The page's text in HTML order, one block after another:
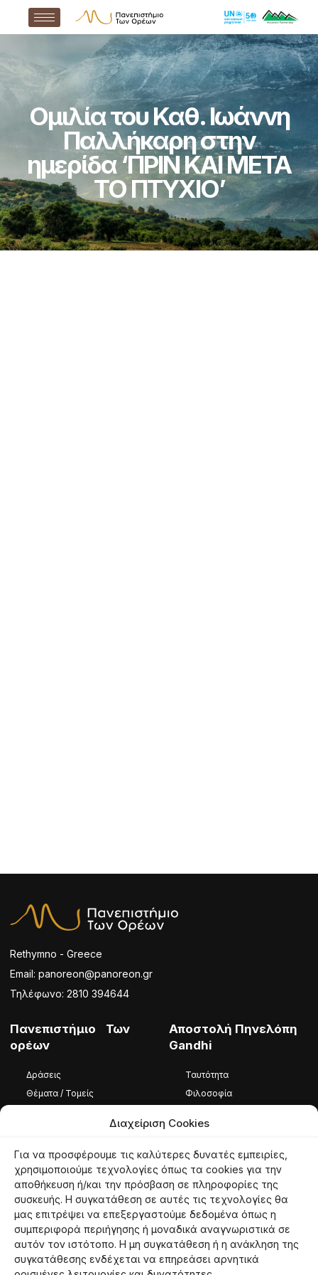
Διαχείριση Cookies
Για να προσφέρουμε τις καλύτερες δυνατές εμπειρίες,
χρησιμοποιούμε τεχνολογίες όπως τα cookies για την
αποθήκευση ή/και την πρόσβαση σε πληροφορίες της
συσκευής. Η συγκατάθεση σε αυτές τις τεχνολογίες θα
μας επιτρέψει να επεξεργαστούμε δεδομένα όπως η
συμπεριφορά περιήγησης ή μοναδικά αναγνωριστικά σε
αυτόν τον ιστότοπο. Η μη συγκατάθεση ή η ανάκληση της
συγκατάθεσης ενδέχεται να επηρεάσει αρνητικά
Ομιλία του Καθ. Ιωάννη
Παλλήκαρη στην
ημερίδα ‘ΠΡΙΝ ΚΑΙ ΜΕΤΑ
ΤΟ ΠΤΥΧΙΟ’
Rethymno - Greece
Email: panoreon@panoreon.gr
Τηλέφωνο: 2810 394644
Πανεπιστήμιο Των
ορέων
Δράσεις
Θέματα / Τομείς
Αποστολή Πηνελόπη
Gandhi
Ταυτότητα
Φιλοσοφία
Ταυτότητα
Φιλοσοφία
Εθελοντές
© 2026 panoreon.gr | Πανεπιστήμιο Των Ορέων |